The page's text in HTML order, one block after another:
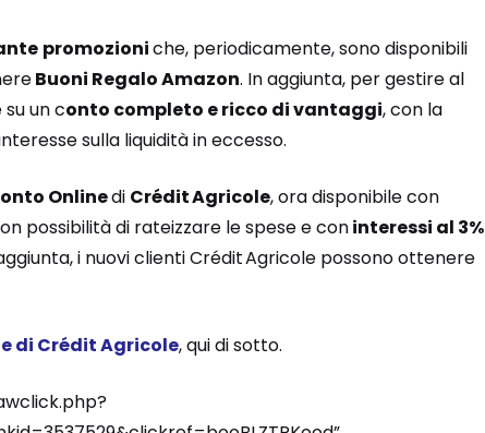
promozioniche, periodicamente, sono disponibili
Buoni Regalo Amazon. In aggiunta, per gestire al
un conto completo e ricco di vantaggi, con la
sulla liquidità in eccesso.
Onlinedi Crédit Agricole, ora disponibile con
possibilità di rateizzare le spese e coninteressi al 3%
i nuovi clienti Crédit Agricole possono ottenere
di Crédit Agricole, qui di sotto.